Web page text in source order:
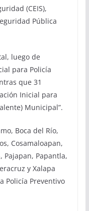
(CEIS),
Pública
luego de
para Policía
que 31
Inicial para
Municipal”.
Boca del Río,
Cosamaloapan,
Pajapan, Papantla,
y Xalapa
Policía Preventivo